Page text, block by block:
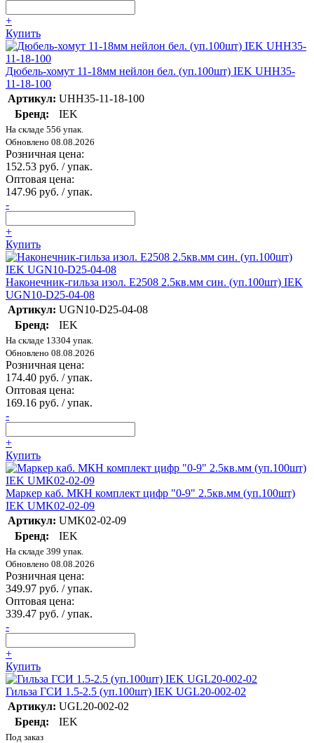
+
Купить
Дюбель-хомут 11-18мм нейлон бел. (уп.100шт) IEK UHH35-
11-18-100
Артикул: UHH35-11-18-100
Бренд:
IEK
На складе 556 упак.
Обновлено 08.08.2026
Розничная цена:
152.53 руб. / упак.
Оптовая цена:
147.96 руб. / упак.
-
+
Купить
Наконечник-гильза изол. Е2508 2.5кв.мм син. (уп.100шт) IEK
UGN10-D25-04-08
Артикул: UGN10-D25-04-08
Бренд:
IEK
На складе 13304 упак.
Обновлено 08.08.2026
Розничная цена:
174.40 руб. / упак.
Оптовая цена:
169.16 руб. / упак.
-
+
Купить
Маркер каб. МКН комплект цифр "0-9" 2.5кв.мм (уп.100шт)
IEK UMK02-02-09
Артикул: UMK02-02-09
Бренд:
IEK
На складе 399 упак.
Обновлено 08.08.2026
Розничная цена:
349.97 руб. / упак.
Оптовая цена:
339.47 руб. / упак.
-
+
Купить
Гильза ГСИ 1.5-2.5 (уп.100шт) IEK UGL20-002-02
Артикул: UGL20-002-02
Бренд:
IEK
Под заказ